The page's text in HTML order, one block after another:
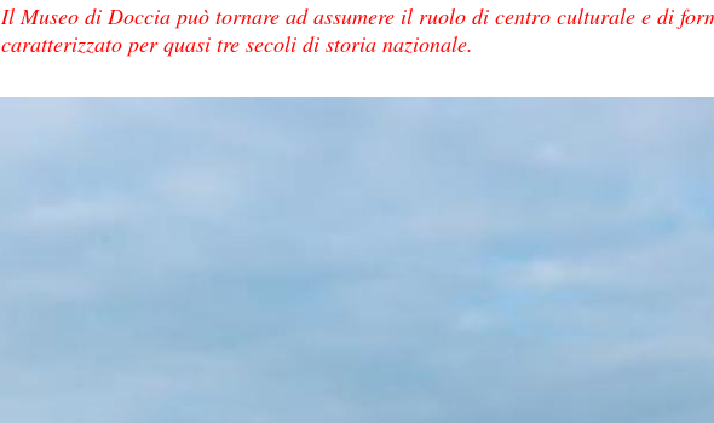
Il Museo di Doccia può tornare ad assumere il ruolo di centro culturale e di
caratterizzato per quasi tre secoli di storia nazionale.